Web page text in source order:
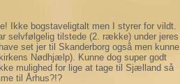
Ikke bogstaveligtalt men I styrer for vildt.
selvfølgelig tilstede (2. række) under jeres
set jer til Skanderborg også men kunne
Nødhjælp). Kunne dog super godt
mulighed for lige at tage til Sjælland så
til Århus?!?